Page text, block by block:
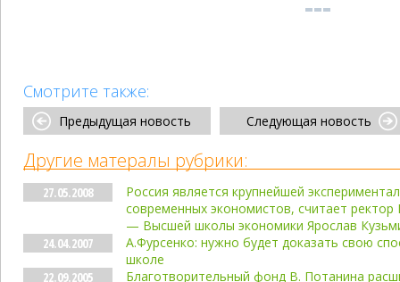
Смотрите также:
Предыдущая новость Следующая новость
Другие матералы рубрики:
27.05.2008
Россия является крупнейшей
современных экономистов, считает ректор
— Высшей школы экономики Ярослав
24.04.2007
А.Фурсенко: нужно будет доказать свою
школе
22.09.2005
Благотворительный фонд В. Потанина